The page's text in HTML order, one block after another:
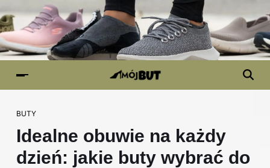
BUTY
Idealne obuwie na każdy
dzień: jakie buty wybrać do